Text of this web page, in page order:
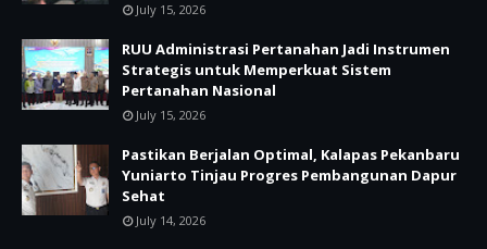
July 15, 2026
RUU Administrasi Pertanahan Jadi Instrumen
Strategis untuk Memperkuat Sistem
Pertanahan Nasional
July 15, 2026
Pastikan Berjalan Optimal, Kalapas Pekanbaru
Yuniarto Tinjau Progres Pembangunan Dapur
Sehat
July 14, 2026